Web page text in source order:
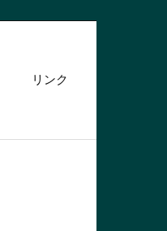
リンク